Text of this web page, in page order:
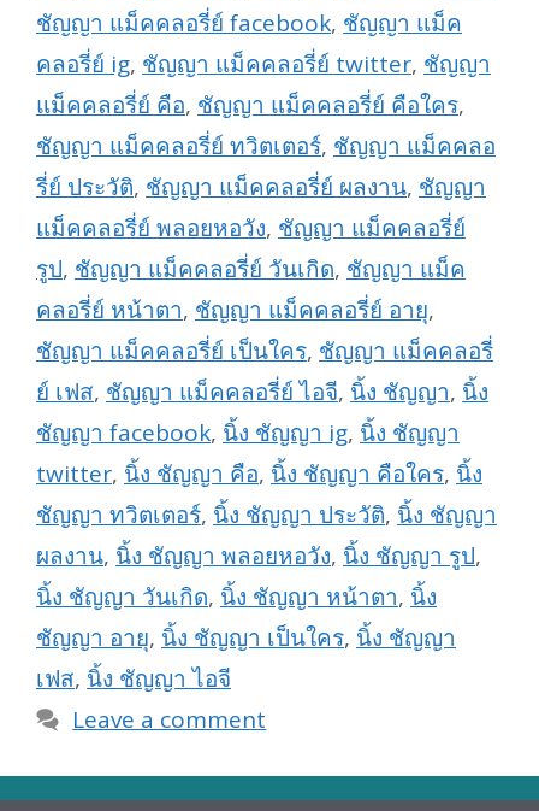
ชัญญา แม็คคลอรี่ย์ facebook, ชัญญา แม็ค
คลอรี่ย์ ig, ชัญญา แม็คคลอรี่ย์ twitter, ชัญญา
แม็คคลอรี่ย์ คือ, ชัญญา แม็คคลอรี่ย์ คือใคร,
ชัญญา แม็คคลอรี่ย์ ทวิตเตอร์, ชัญญา แม็คคลอ
รี่ย์ ประวัติ, ชัญญา แม็คคลอรี่ย์ ผลงาน, ชัญญา
แม็คคลอรี่ย์ พลอยหอวัง, ชัญญา แม็คคลอรี่ย์
รูป, ชัญญา แม็คคลอรี่ย์ วันเกิด, ชัญญา แม็ค
คลอรี่ย์ หน้าตา, ชัญญา แม็คคลอรี่ย์ อายุ,
ชัญญา แม็คคลอรี่ย์ เป็นใคร, ชัญญา แม็คคลอรี่
ย์ เฟส, ชัญญา แม็คคลอรี่ย์ ไอจี, นิ้ง ชัญญา, นิ้ง
ชัญญา facebook, นิ้ง ชัญญา ig, นิ้ง ชัญญา
twitter, นิ้ง ชัญญา คือ, นิ้ง ชัญญา คือใคร, นิ้ง
ชัญญา ทวิตเตอร์, นิ้ง ชัญญา ประวัติ, นิ้ง ชัญญา
ผลงาน, นิ้ง ชัญญา พลอยหอวัง, นิ้ง ชัญญา รูป,
นิ้ง ชัญญา วันเกิด, นิ้ง ชัญญา หน้าตา, นิ้ง
ชัญญา อายุ, นิ้ง ชัญญา เป็นใคร, นิ้ง ชัญญา
เฟส, นิ้ง ชัญญา ไอจี
Leave a comment